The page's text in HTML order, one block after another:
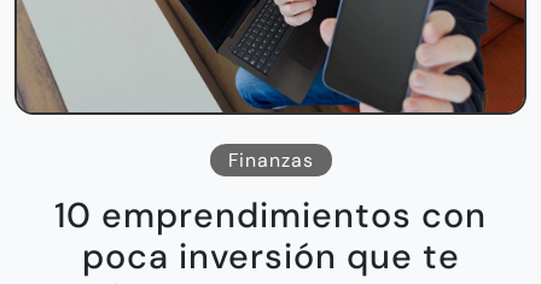
Finanzas
10 emprendimientos con
poca inversión que te